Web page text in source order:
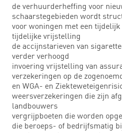
de verhuurderheffing voor
schaarstegebieden wordt
voor woningen met een
tijdelijke vrijstelling
de accijnstarieven van
verder verhoogd
invoering vrijstelling van
verzekeringen op de
en WGA- en
weersverzekeringen die zijn
landbouwers
vergrijpboeten die worden
die beroeps- of bedrijfsmatig